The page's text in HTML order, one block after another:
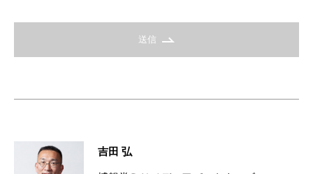
送信
吉田 弘